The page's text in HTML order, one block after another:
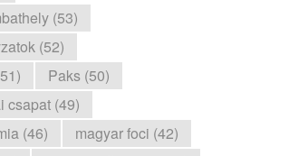
(53)
(52)
Paks (50)
csapat (49)
(46)
magyar foci (42)